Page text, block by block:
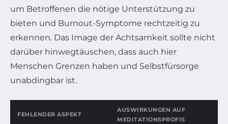
um Betroffenen die nötige Unterstützung zu
bieten und Burnout-Symptome rechtzeitig zu
erkennen. Das Image der Achtsamkeit sollte nicht
darüber hinwegtäuschen, dass auch hier
Menschen Grenzen haben und Selbstfürsorge
unabdingbar ist.
FEHLENDER ASPEKT
AUSWIRKUNGEN AUF
MEDITATIONSPROFIS